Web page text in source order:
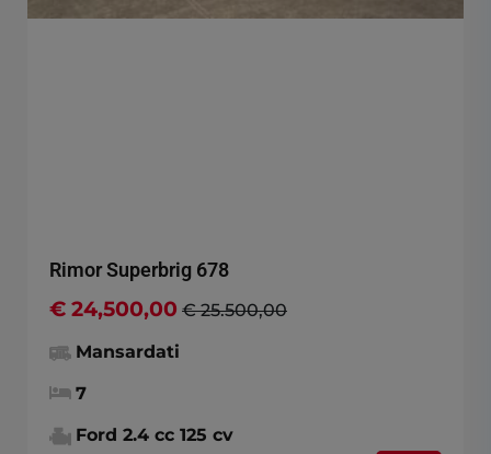
Rimor Superbrig 678
€ 24,500,00 € 25.500,00
Mansardati
7
Ford 2.4 cc 125 cv